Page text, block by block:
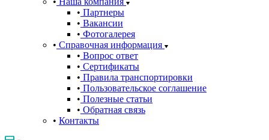
Партнеры
Вакансии
Фотогалерея
Справочная информация
Вопрос ответ
Сертификаты
Правила транспортировки
Пользовательское соглашение
Полезные статьи
Обратная связь
Контакты